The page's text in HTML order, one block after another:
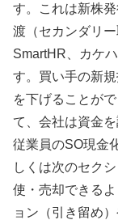
す。これは新株
渡（セカンダリ
SmartHR、カケ
す。買い手の新
を下げることが
て、会社は資金
従業員のSO現金
しくは次のセク
使・売却できる
ョン（引き留め